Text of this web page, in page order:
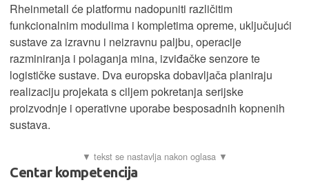
Rheinmetall će platformu nadopuniti različitim
funkcionalnim modulima i kompletima opreme, uključujući
sustave za izravnu i neizravnu paljbu, operacije
razminiranja i polaganja mina, izviđačke senzore te
logističke sustave. Dva europska dobavljača planiraju
realizaciju projekata s ciljem pokretanja serijske
proizvodnje i operativne uporabe besposadnih kopnenih
sustava.
Centar kompetencija